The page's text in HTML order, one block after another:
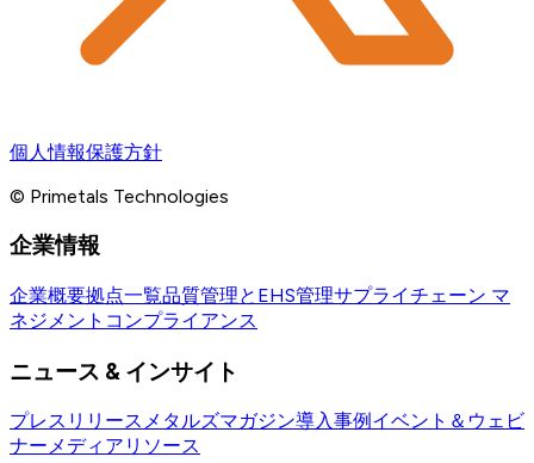
個人情報保護方針
© Primetals Technologies
企業情報
企業概要拠点一覧品質管理とEHS管理サプライチェーン マ
ネジメント コンプライアンス
ニュース & インサイト
プレスリリース メタルズマガジン導入事例 イベント＆ウェビ
ナーメディアリソース